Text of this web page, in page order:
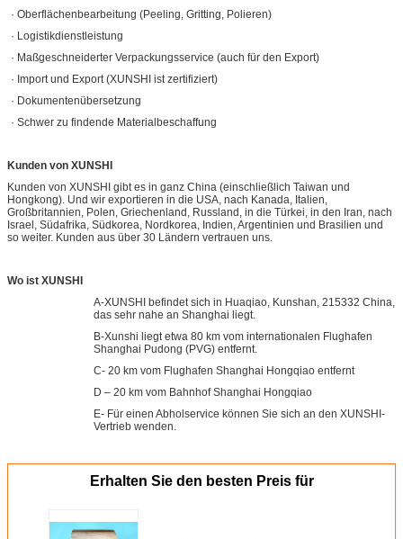
· Oberflächenbearbeitung (Peeling, Gritting, Polieren)
· Logistikdienstleistung
· Maßgeschneiderter Verpackungsservice (auch für den Export)
· Import und Export (XUNSHI ist zertifiziert)
· Dokumentenübersetzung
· Schwer zu findende Materialbeschaffung
Kunden von XUNSHI
Kunden von XUNSHI gibt es in ganz China (einschließlich Taiwan und
Hongkong). Und wir exportieren in die USA, nach Kanada, Italien,
Großbritannien, Polen, Griechenland, Russland, in die Türkei, in den Iran, nach
Israel, Südafrika, Südkorea, Nordkorea, Indien, Argentinien und Brasilien und
so weiter. Kunden aus über 30 Ländern vertrauen uns.
Wo ist XUNSHI
A-XUNSHI befindet sich in Huaqiao, Kunshan, 215332 China,
das sehr nahe an Shanghai liegt.
B-Xunshi liegt etwa 80 km vom internationalen Flughafen
Shanghai Pudong (PVG) entfernt.
C- 20 km vom Flughafen Shanghai Hongqiao entfernt
D – 20 km vom Bahnhof Shanghai Hongqiao
E- Für einen Abholservice können Sie sich an den XUNSHI-
Vertrieb wenden.
Erhalten Sie den besten Preis für